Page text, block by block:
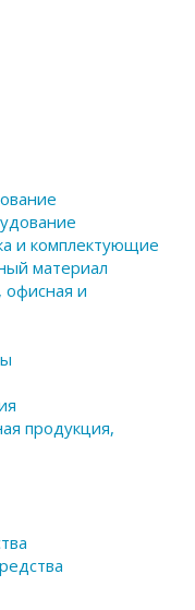
и комплектующие
материал
и
продукция,